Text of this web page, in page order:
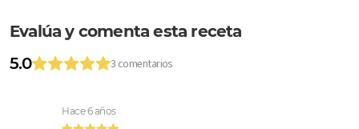
Evalúa y comenta esta receta
5.0
3 comentarios
Hace 6 años